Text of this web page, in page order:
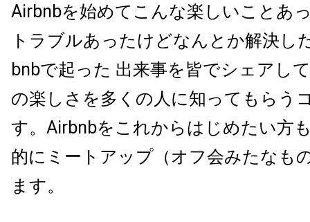
Airbnbを始めてこんな楽しいことあ
トラブルあったけどなんとか解決し
bnbで起った 出来事を皆でシェアし
の楽しさを多くの人に知ってもらう
す。Airbnbをこれからはじめたい方
的にミートアップ（オフ会みたなも
ます。